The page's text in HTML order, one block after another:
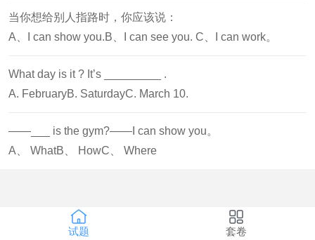
当你想给别人指路时，你应该说：
A、I can show you.B、I can see you. C、I can work。
What day is it ? It’s _________ .
A. FebruaryB. SaturdayC. March 10.
——___ is the gym?——I can show you。
A、 WhatB、 HowC、 Where
试题 套卷